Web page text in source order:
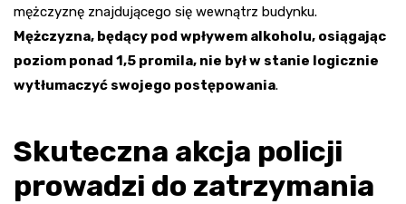
mężczyznę znajdującego się wewnątrz budynku.
Mężczyzna, będący pod wpływem alkoholu, osiągając
poziom ponad 1,5 promila, nie był w stanie logicznie
wytłumaczyć swojego postępowania.
Skuteczna akcja policji
prowadzi do zatrzymania